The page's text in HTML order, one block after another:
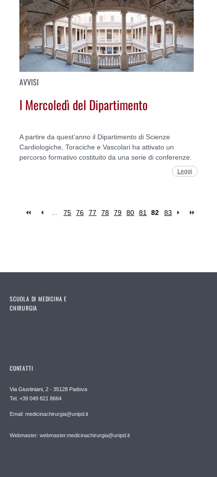
AVVISI
I Mercoledì del Dipartimento
A partire da quest’anno il Dipartimento di Scienze
Cardiologiche, Toraciche e Vascolari ha attivato un
percorso formativo costituito da una serie di conferenze.
Leggi
… 75 76 77 78 79 80 81 82 83
SCUOLA DI MEDICINA E
CHIRURGIA
CONTATTI
Via Giustiniani, 2 - 35128 Padova
Tel. +39 049 821 8664
Email: medicinachirurgia@unipd.it
Webmaster: webmaster.medicinachirurgia@unipd.it